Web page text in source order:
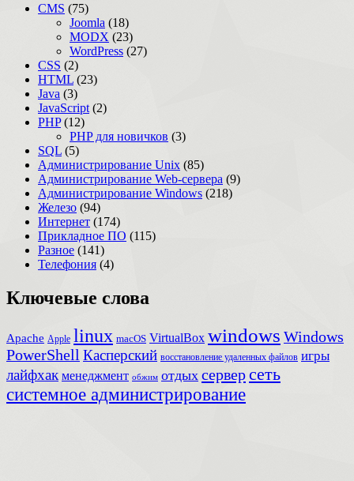
CMS (75)
Joomla (18)
MODX (23)
WordPress (27)
CSS (2)
HTML (23)
Java (3)
JavaScript (2)
PHP(12)
PHP для новичков (3)
SQL (5)
Администрирование Unix (85)
Администрирование Web-сервера (9)
Администрирование Windows (218)
Железо (94)
Интернет (174)
Прикладное ПО (115)
Разное (141)
Телефония (4)
Ключевые слова
Apache Apple linux macOS VirtualBox windows Windows
PowerShell Касперский восстановление удаленных файлов игры
лайфхак менеджмент обжим отдых серверсеть
системное администрирование